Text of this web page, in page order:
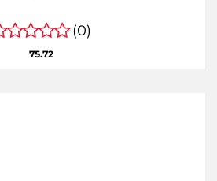
(0)
75.72